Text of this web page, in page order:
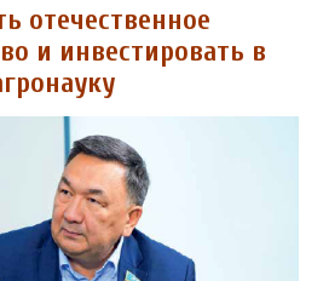
отечественное
и инвестировать в